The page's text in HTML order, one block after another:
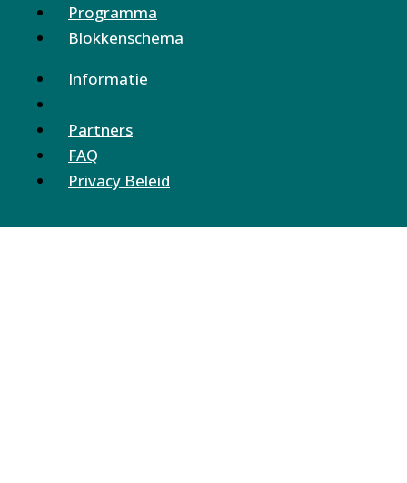
Programma
Blokkenschema
Informatie
Partners
FAQ
Privacy Beleid